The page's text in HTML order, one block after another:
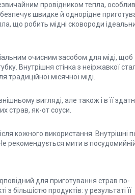
провідником тепла,
швидке й однорідне
що робить мідні сковороди
очисним засобом для міді, щоб
Внутрішня стінка з неіржавкої
місячної міді.
вигляді, але також і в її
страв, як-от соуси.
кожного використання. Внутрішні
рекомендується мити в
для приготування страв по-
більшістю продуктів: у результаті її